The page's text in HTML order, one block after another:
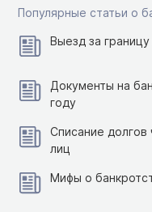
Популярные статьи о
Выезд за
Документы на
году
Списание долгов
лиц
Мифы о